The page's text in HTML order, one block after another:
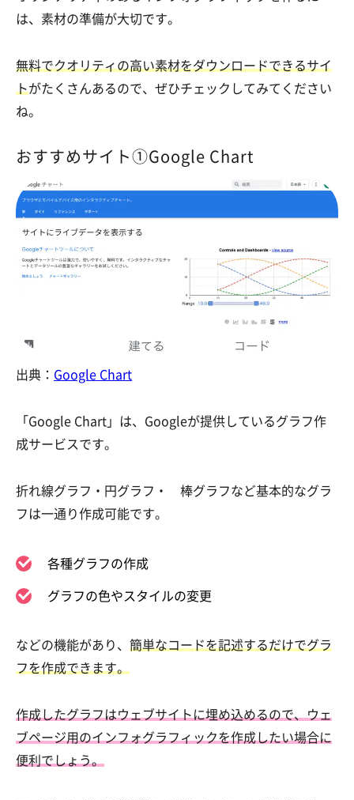
は、素材の準備が大切です。
無料でクオリティの高い素材をダウンロードできるサイ
トがたくさんあるので、ぜひチェックしてみてください
ね。
おすすめサイト①Google Chart
出典： Google Chart
「Google Chart」は、Googleが提供しているグラフ作
成サービスです。
折れ線グラフ・円グラフ・ 棒グラフなど基本的なグラ
フは一通り作成可能です。
各種グラフの作成
グラフの色やスタイルの変更
などの機能があり、 簡単なコードを記述するだけでグラ
フを作成できます。
作成したグラフはウェブサイトに埋め込めるので、ウェ
ブページ用のインフォグラフィックを作成したい場合に
便利でしょう。